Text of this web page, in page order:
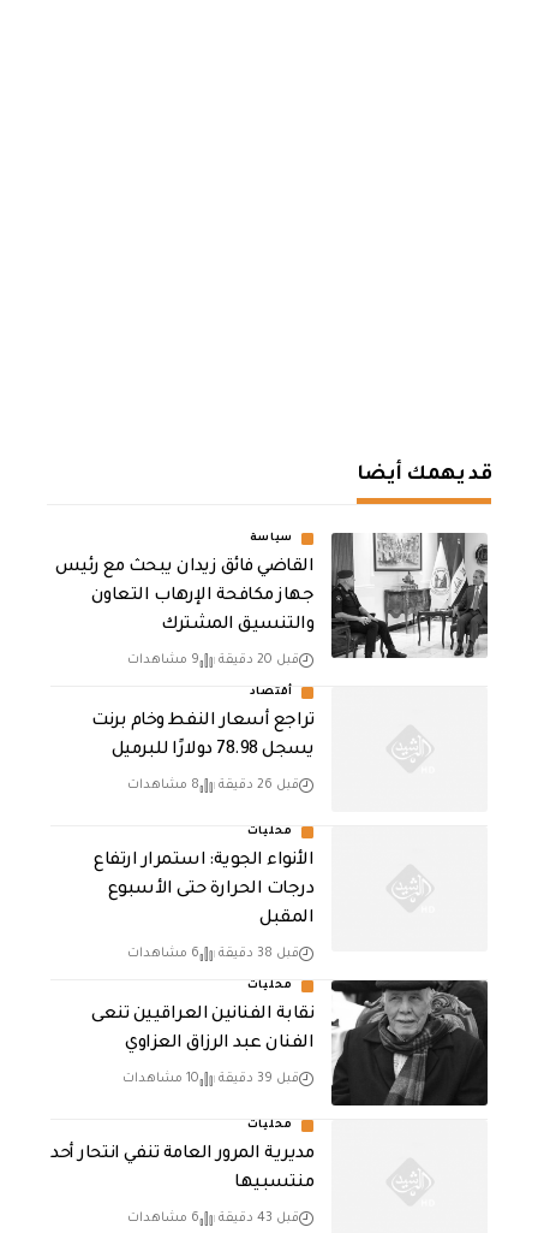
قد يهمك أيضا
سياسة
القاضي فائق زيدان يبحث مع رئيس
جهاز مكافحة الإرهاب التعاون
والتنسيق المشترك
قبل 20 دقيقة 9 مشاهدات
أقتصاد
تراجع أسعار النفط وخام برنت
يسجل 78.98 دولارًا للبرميل
قبل 26 دقيقة 8 مشاهدات
محليات
الأنواء الجوية: استمرار ارتفاع
درجات الحرارة حتى الأسبوع
المقبل
قبل 38 دقيقة 6 مشاهدات
محليات
نقابة الفنانين العراقيين تنعى
الفنان عبد الرزاق العزاوي
قبل 39 دقيقة 10 مشاهدات
محليات
مديرية المرور العامة تنفي انتحار أحد
منتسبيها
قبل 43 دقيقة 6 مشاهدات